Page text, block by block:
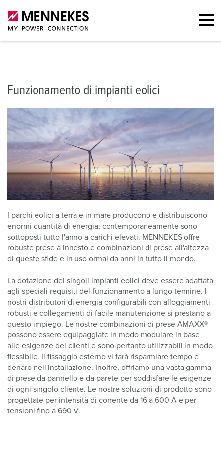
di impianti eolici Impianti onshore
Funzionamento di impianti eolici
I parchi eolici a terra e in mare producono e distribuiscono
enormi quantità di energia; contemporaneamente sono
sottoposti tutto l'anno a carichi elevati. MENNEKES offre
robuste prese a innesto e combinazioni di prese all'altezza
di queste sfide e in uso ormai da anni in tutto il mondo.
La dotazione dei singoli impianti eolici deve essere adattata
agli speciali requisiti del funzionamento a lungo termine. I
nostri distributori di energia configurabili con alloggiamenti
robusti e collegamenti di facile manutenzione si prestano a
questo impiego. Le nostre combinazioni di prese AMAXX®
possono essere equipaggiate in modo modulare in base
alle esigenze dei clienti e sono pertanto utilizzabili in modo
flessibile. Il fissaggio esterno vi farà risparmiare tempo e
denaro nell'installazione. Inoltre, offriamo una vasta gamma
di prese da pannello e da parete per soddisfare le esigenze
di ogni singolo cliente. Le nostre soluzioni di prodotto sono
progettate per intensità di corrente da 16 a 600 A e per
tensioni fino a 690 V.